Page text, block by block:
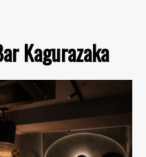
Kagurazaka